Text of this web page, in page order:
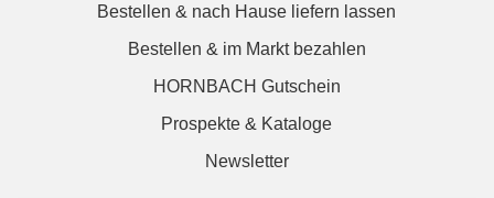
Bestellen & nach Hause liefern lassen
Bestellen & im Markt bezahlen
HORNBACH Gutschein
Prospekte & Kataloge
Newsletter